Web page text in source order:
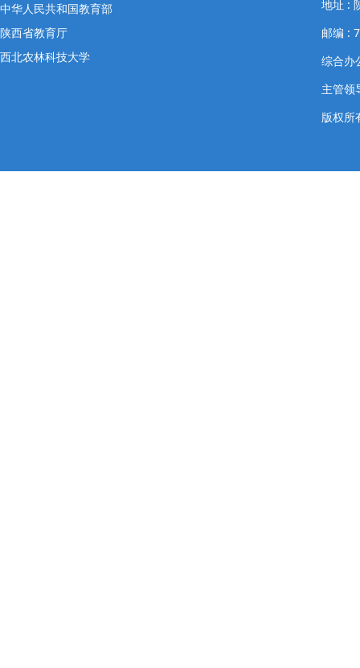
中华人民共和国教育部
陕西省教育厅
西北农林科技大学
地址 :
邮编 :
综合办
主管
版权